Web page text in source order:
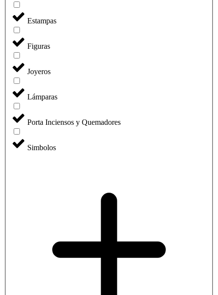
Estampas
Figuras
Joyeros
Lámparas
Porta Inciensos y Quemadores
Simbolos